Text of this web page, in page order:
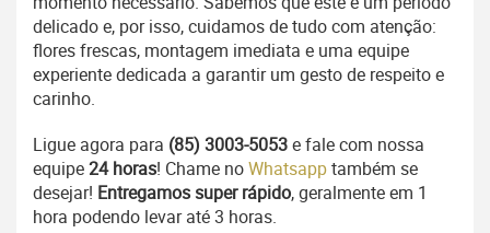
delicado e, por isso, cuidamos de tudo com atenção:
flores frescas, montagem imediata e uma equipe
experiente dedicada a garantir um gesto de respeito e
carinho.
Ligue agora para (85) 3003-5053e fale com nossa
equipe24 horas! Chame noWhatsapptambém se
desejar! Entregamos super rápido, geralmente em 1
hora podendo levar até 3 horas.